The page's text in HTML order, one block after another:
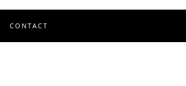
CONTACT